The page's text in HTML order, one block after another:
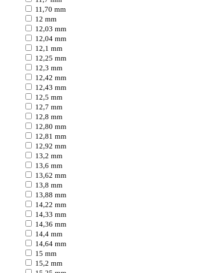
11,70 mm
12 mm
12,03 mm
12,04 mm
12,1 mm
12,25 mm
12,3 mm
12,42 mm
12,43 mm
12,5 mm
12,7 mm
12,8 mm
12,80 mm
12,81 mm
12,92 mm
13,2 mm
13,6 mm
13,62 mm
13,8 mm
13,88 mm
14,22 mm
14,33 mm
14,36 mm
14,4 mm
14,64 mm
15 mm
15,2 mm